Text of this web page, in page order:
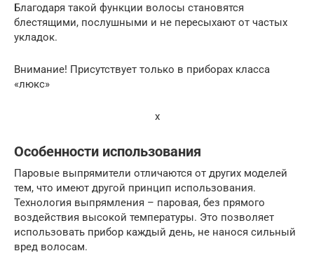
Благодаря такой функции волосы становятся
блестящими, послушными и не пересыхают от частых
укладок.
Внимание! Присутствует только в приборах класса
«люкс»
x
Особенности использования
Паровые выпрямители отличаются от других моделей
тем, что имеют другой принцип использования.
Технология выпрямления – паровая, без прямого
воздействия высокой температуры. Это позволяет
использовать прибор каждый день, не нанося сильный
вред волосам.